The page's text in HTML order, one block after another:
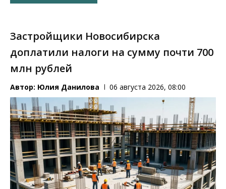
Застройщики Новосибирска
доплатили налоги на сумму почти 700
млн рублей
Автор: Юлия Данилова 06 августа 2026, 08:00